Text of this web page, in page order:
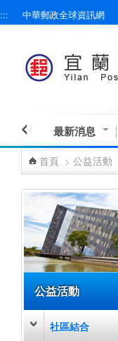
跳到主要內容區塊
::: 中華郵政全球資訊網
最新消息
首頁 > 公益活動
公益活動
社區結合